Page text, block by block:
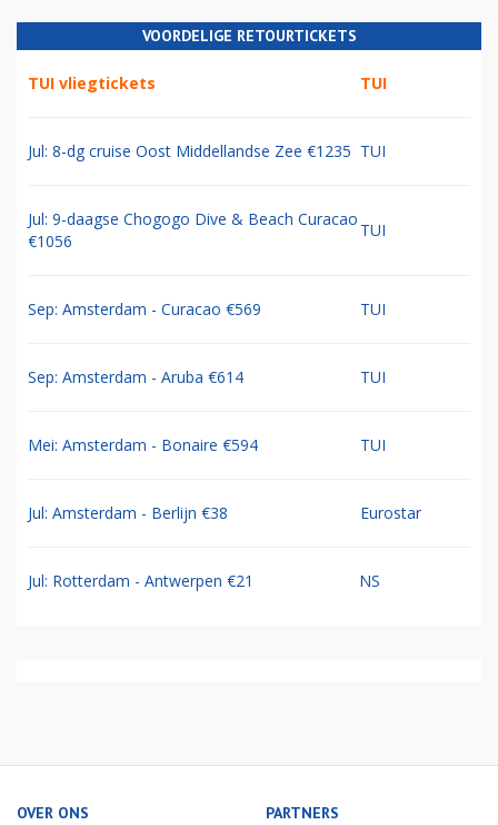
VOORDELIGE RETOURTICKETS
TUI vliegtickets TUI
Jul: 8-dg cruise Oost Middellandse Zee €1235 TUI
Jul: 9-daagse Chogogo Dive & Beach Curacao
€1056
TUI
Sep: Amsterdam - Curacao €569 TUI
Sep: Amsterdam - Aruba €614 TUI
Mei: Amsterdam - Bonaire €594 TUI
Jul: Amsterdam - Berlijn €38 Eurostar
Jul: Rotterdam - Antwerpen €21 NS
OVER ONS PARTNERS